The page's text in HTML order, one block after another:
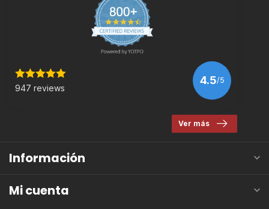
947 reviews
4.5/5
Ver más
Información
Mi cuenta